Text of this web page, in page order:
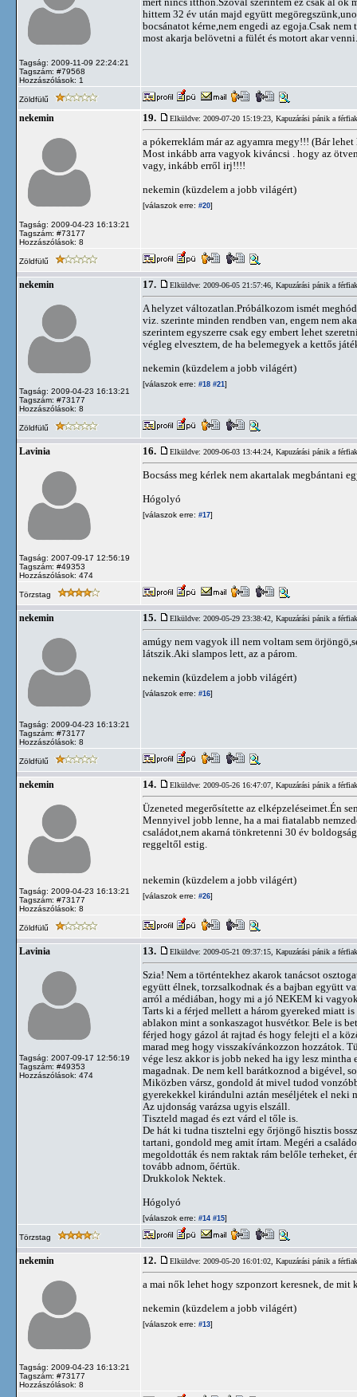
Tagság: 2009-11-09 22:24:21
Tagszám: #79568
Hozzászólások: 1
hittem 32 év után majd együtt
bocsánatot kérne,nem engedi az egoja.Csak
most akarja belövetni a fülét és motort akar
Zöldfülű
nekemin
Tagság: 2009-04-23 16:13:21
Tagszám: #73177
Hozzászólások: 8
19. Elküldve: 2009-07-20 15:19:23, Kapuzárási pánik a
a pókerreklám már az agyamra megy!!! (Bár
Most inkább arra vagyok kiváncsi . hogy az
vagy, inkább erről irj!!!!
nekemin (küzdelem a jobb világért)
[válaszok erre: #20]
Zöldfülű
nekemin
Tagság: 2009-04-23 16:13:21
Tagszám: #73177
Hozzászólások: 8
17. Elküldve: 2009-06-05 21:57:46, Kapuzárási pánik a
A helyzet változatlan.Próbálkozom ismét
viz. szerinte minden rendben van, engem nem
szerintem egyszerre csak egy embert lehet
végleg elvesztem, de ha belemegyek a kettős
nekemin (küzdelem a jobb világért)
[válaszok erre: #18 #21]
Zöldfülű
Lavinia
Tagság: 2007-09-17 12:56:19
Tagszám: #49353
Hozzászólások: 474
16. Elküldve: 2009-06-03 13:44:24, Kapuzárási pánik a
Bocsáss meg kérlek nem akartalak megbántani
Hógolyó
[válaszok erre: #17]
Törzstag
nekemin
Tagság: 2009-04-23 16:13:21
Tagszám: #73177
Hozzászólások: 8
15. Elküldve: 2009-05-29 23:38:42, Kapuzárási pánik a
amúgy nem vagyok ill nem voltam sem
látszik.Aki slampos lett, az a párom.
nekemin (küzdelem a jobb világért)
[válaszok erre: #16]
Zöldfülű
nekemin
Tagság: 2009-04-23 16:13:21
Tagszám: #73177
Hozzászólások: 8
14. Elküldve: 2009-05-26 16:47:07, Kapuzárási pánik a
Üzeneted megerősítette az elképzeléseimet.Én
Mennyivel jobb lenne, ha a mai fiatalabb
családot,nem akarná tönkretenni 30 év
reggeltől estig.
nekemin (küzdelem a jobb világért)
[válaszok erre: #26]
Zöldfülű
Lavinia
Tagság: 2007-09-17 12:56:19
Tagszám: #49353
Hozzászólások: 474
13. Elküldve: 2009-05-21 09:37:15, Kapuzárási pánik a
Szia! Nem a történtekhez akarok tanácsot
együtt élnek, torzsalkodnak és a bajban együtt
arról a médiában, hogy mi a jó NEKEM ki
Tarts ki a férjed mellett a három gyereked miatt
ablakon mint a sonkaszagot husvétkor. Bele is
férjed hogy gázol át rajtad és hogy felejti el a
marad meg hogy visszakívánkozzon hozzátok.
vége lesz akkor is jobb neked ha igy lesz mintha
magadnak. De nem kell barátkoznod a bigével,
Miközben vársz, gondold át mivel tudod
gyerekekkel kirándulni aztán meséljétek el neki
Az ujdonság varázsa ugyis elszáll.
Tiszteld magad és ezt várd el tőle is.
De hát ki tudna tisztelni egy őrjöngő hisztis
tartani, gondold meg amit írtam. Megéri a
megoldották és nem raktak rám belőle terheket,
tovább adnom, őértük.
Drukkolok Nektek.
Hógolyó
[válaszok erre: #14 #15]
Törzstag
nekemin
Tagság: 2009-04-23 16:13:21
Tagszám: #73177
Hozzászólások: 8
12. Elküldve: 2009-05-20 16:01:02, Kapuzárási pánik a
a mai nők lehet hogy szponzort keresnek, de mit
nekemin (küzdelem a jobb világért)
[válaszok erre: #13]